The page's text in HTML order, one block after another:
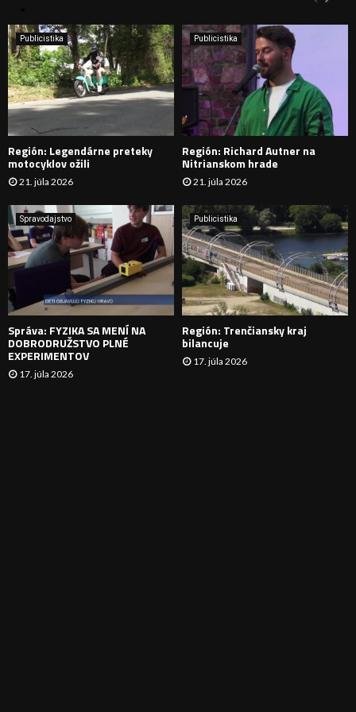
i
e
:
H
D
A
N
I
E
Publicistika
Región: Legendárne preteky
motocyklov ožili
21. júla 2026
Publicistika
Región: Richard Autner na
Nitrianskom hrade
21. júla 2026
Spravodajstvo
Správa: FYZIKA SA MENÍ NA
DOBRODRUŽSTVO PLNÉ
EXPERIMENTOV
17. júla 2026
Publicistika
Región: Trenčiansky kraj
bilancuje
17. júla 2026